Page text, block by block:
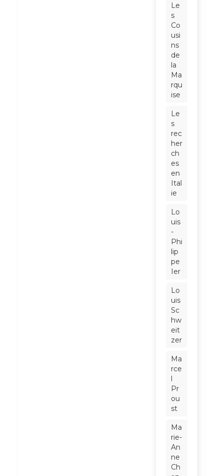
Le
s
Co
usi
ns
de
la
Ma
rqu
ise
Le
s
rec
her
ch
es
en
Ital
ie
Lo
uis
-
Phi
lip
pe
Ier
Lo
uis
Sc
hw
eit
zer
Ma
rce
l
Pr
ou
st
Ma
rie-
An
ne
Ch